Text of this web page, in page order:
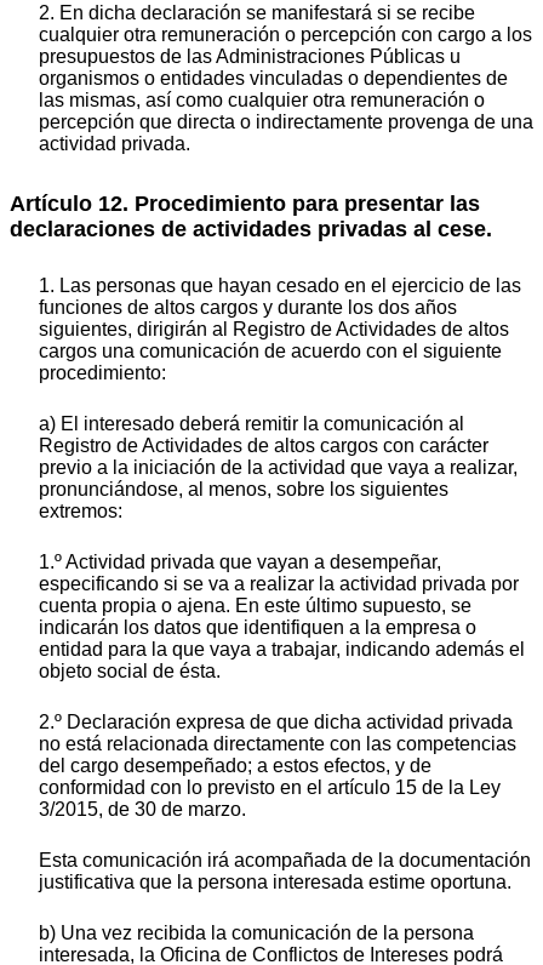
2. En dicha declaración se manifestará si se recibe
cualquier otra remuneración o percepción con cargo a los
presupuestos de las Administraciones Públicas u
organismos o entidades vinculadas o dependientes de
las mismas, así como cualquier otra remuneración o
percepción que directa o indirectamente provenga de una
actividad privada.
Artículo 12. Procedimiento para presentar las
declaraciones de actividades privadas al cese.
1. Las personas que hayan cesado en el ejercicio de las
funciones de altos cargos y durante los dos años
siguientes, dirigirán al Registro de Actividades de altos
cargos una comunicación de acuerdo con el siguiente
procedimiento:
a) El interesado deberá remitir la comunicación al
Registro de Actividades de altos cargos con carácter
previo a la iniciación de la actividad que vaya a realizar,
pronunciándose, al menos, sobre los siguientes
extremos:
1.º Actividad privada que vayan a desempeñar,
especificando si se va a realizar la actividad privada por
cuenta propia o ajena. En este último supuesto, se
indicarán los datos que identifiquen a la empresa o
entidad para la que vaya a trabajar, indicando además el
objeto social de ésta.
2.º Declaración expresa de que dicha actividad privada
no está relacionada directamente con las competencias
del cargo desempeñado; a estos efectos, y de
conformidad con lo previsto en el artículo 15 de la Ley
3/2015, de 30 de marzo.
Esta comunicación irá acompañada de la documentación
justificativa que la persona interesada estime oportuna.
b) Una vez recibida la comunicación de la persona
interesada, la Oficina de Conflictos de Intereses podrá